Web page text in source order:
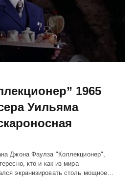
1965
Уильяма
Джона Фаулза "Коллекционер",
кто и как из мира
экранизировать столь мощное…